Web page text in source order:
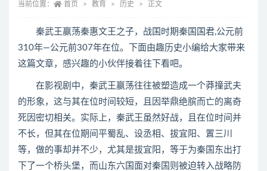
当前位置： 首页 教育 历史 正文
秦武王嬴荡秦惠文王之子，战国时期秦国国君,公元前
310年—公元前307年在位。下面由趣历史小编给大家带来
这篇文章，感兴趣的小伙伴接着往下看吧。
在影视剧中，秦武王嬴荡往往被塑造成一个莽撞武夫
的形象，这与其在位时间较短，且因举鼎绝膑而亡的离奇
死因密切相关。实际上，秦武王虽然好战，且在位时间并
不长，但其在位期间平蜀乱、设丞相、拔宜阳、置三川
等，做的事却并不少，尤其是拔宜阳，等于为秦国东出打
下了一个桥头堡，而山东六国面对秦国则被迫转入战略防